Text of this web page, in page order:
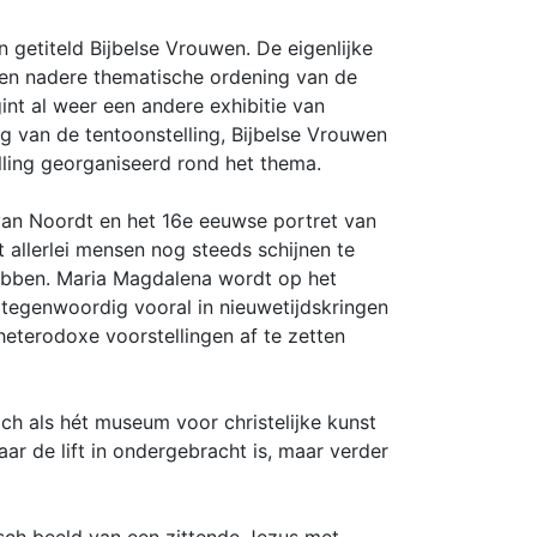
Bijbelse Vrouwen. De eigenlijke
nadere thematische ordening van de
al weer een andere exhibitie van
van de tentoonstelling, Bijbelse Vrouwen
georganiseerd rond het thema.
Noordt en het 16e eeuwse portret van
mensen nog steeds schijnen te
Maria Magdalena wordt op het
vooral in nieuwetijdskringen
voorstellingen af te zetten
als hét museum voor christelijke kunst
de lift in ondergebracht is, maar verder